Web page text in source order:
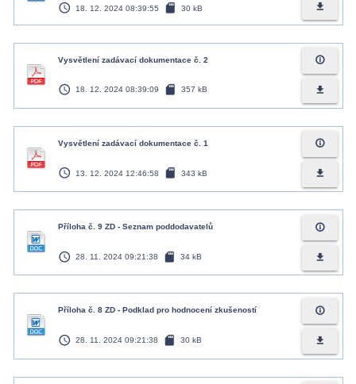
access_time 18. 12. 2024 08:39:55 sd_card 30 kB file_download
Vysvětlení zadávací dokumentace č. 2
access_time 18. 12. 2024 08:39:09 sd_card 357 kB
info_outline
file_download
Vysvětlení zadávací dokumentace č. 1
access_time 13. 12. 2024 12:46:58 sd_card 343 kB
info_outline
file_download
Příloha č. 9 ZD - Seznam poddodavatelů
access_time 28. 11. 2024 09:21:38 sd_card 34 kB
info_outline
file_download
Příloha č. 8 ZD - Podklad pro hodnocení zkušeností
access_time 28. 11. 2024 09:21:38 sd_card 30 kB
info_outline
file_download